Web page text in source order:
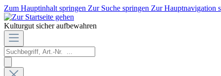
Zum Hauptinhalt springen Zur Suche springen Zur Hauptnavigation
Kulturgut sicher aufbewahren